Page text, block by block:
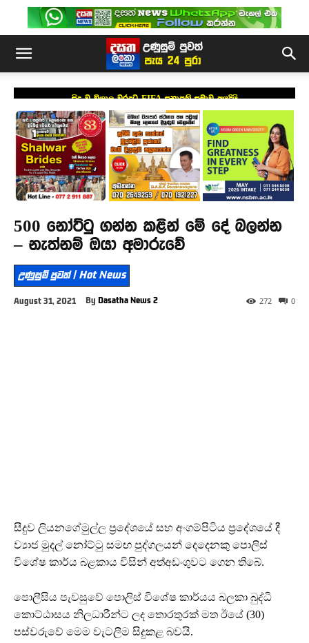
සිදු වූ විශාල වරදට FIFA සභාපති සමාව අයදියි
500 නෝට්ටු ගන්න කළින් මේ දේ බලන්න
– නැත්නම් ඔයා අමාරුවේ
උණුසුම් පුවත් | Hot News
August 31, 2021 By Dasatha News 2 0
272
සීදුව ලියනගේමුල්ල ප්‍රදේශයේ සහ අංගම්පිටිය ප්‍රදේශයේ දී
ව්‍යාජ මුදල් නෝට්ටු සමඟ පුද්ගලයන් දෙදෙනකු පොලිස්
විශේෂ කාර්ය බළකාය විසින් අත්අඩංගුවට ගෙන තිබේ.
පොලීසිය පැවසුවේ පොලිස් විශේෂ කාර්යය බලකා බුද්ධි
කොට්ඨාසය නිලධාරීන්ට ලද තොරතුරක් මත ඊයේ (30)
පස්වරුවේ මෙම වැටලීම සිදුකළ බවයි.